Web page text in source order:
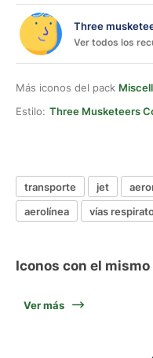
Three
Ver todos los
Más iconos del pack
Estilo: Three Musketeers
transporte jet
aerolínea
vías
Iconos con el
Ver más